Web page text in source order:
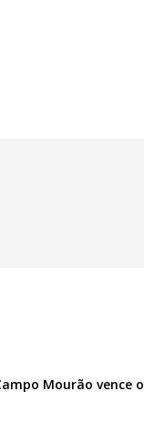
Mourão vence o